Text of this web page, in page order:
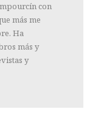
con
más me
Ha
más y
y